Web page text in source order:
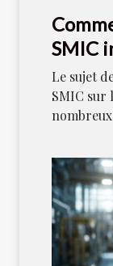
SMIC
salaire
Le sujet
SMIC sur